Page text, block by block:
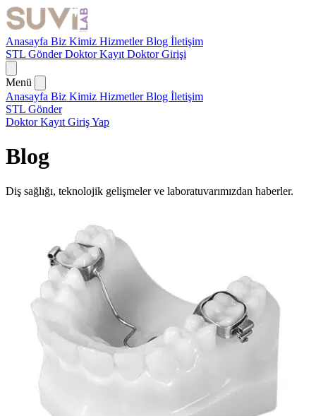
Anasayfa Biz Kimiz HizmetlerBlog İletişim
STL GönderDoktor Kayıt Doktor Girişi
Menü
Anasayfa Biz Kimiz HizmetlerBlog İletişim
STL Gönder
Doktor Kayıt Giriş Yap
Blog
Diş sağlığı, teknolojik gelişmeler ve laboratuvarımızdan haberler.